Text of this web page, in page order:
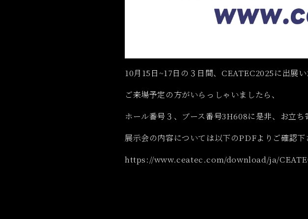
10月15日~17日の３日間、CEATEC2025に出展い
ご来場予定の方がいらっしゃいましたら、
ホール番号３、ブース番号3H608に是非、お立ち
展示会の内容については以下のPDFよりご確認下
https://www.ceatec.com/download/ja/